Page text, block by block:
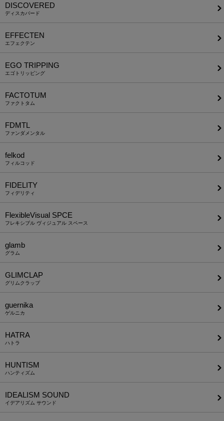
DISCOVERED
ディスカバード
EFFECTEN
エフェクテン
EGO TRIPPING
エゴトリッピング
FACTOTUM
ファクトタム
FDMTL
ファンダメンタル
felkod
フィルコッド
FIDELITY
フィデリティ
FlexibleVisual SPCE
フレキシブル ヴィジュアル スペース
glamb
グラム
GLIMCLAP
グリムクラップ
guernika
ゲルニカ
HATRA
ハトラ
HUNTISM
ハンティズム
IDEALISM SOUND
イデアリズム サウンド